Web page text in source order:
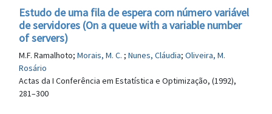
Estudo de uma fila de espera com número variável
de servidores (On a queue with a variable number
of servers)
M.F. Ramalhoto; Morais, M. C. ; Nunes, Cláudia; Oliveira, M.
Rosário
Actas da I Conferência em Estatística e Optimização, (1992),
281–300